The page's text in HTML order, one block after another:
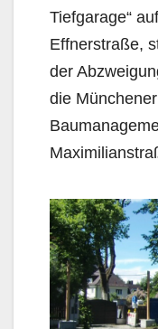
Tiefgarage“
Effnerstraße,
der
die